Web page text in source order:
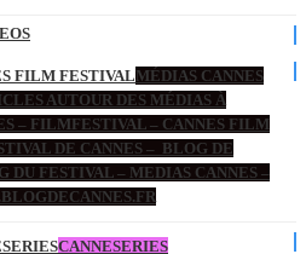
FILM FESTIVALMÉDIAS CANNES
AUTOUR DES MÉDIAS À
– FILMFESTIVAL – CANNES FILM
DE CANNES – BLOG DE
DU FESTIVAL – MEDIAS CANNES –
CANNESERIES